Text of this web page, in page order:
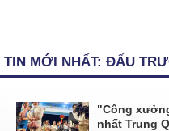
TIN MỚI NHẤT: ĐẤU
"Công
nhất Trung